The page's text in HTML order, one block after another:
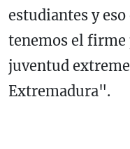
estudiantes y
tenemos el firme
juventud
Extremadura".